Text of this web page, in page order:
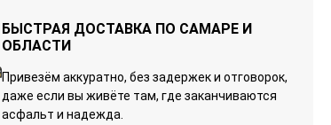
БЫСТРАЯ ДОСТАВКА ПО САМАРЕ И
ОБЛАСТИ
Привезём аккуратно, без задержек и отговорок,
даже если вы живёте там, где заканчиваются
асфальт и надежда.